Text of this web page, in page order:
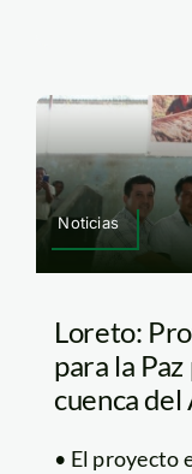
Noticias
Loreto:
para la
cuenca
• El proyecto